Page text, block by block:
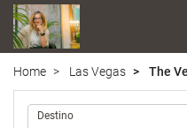
Home Las Vegas The
Destino